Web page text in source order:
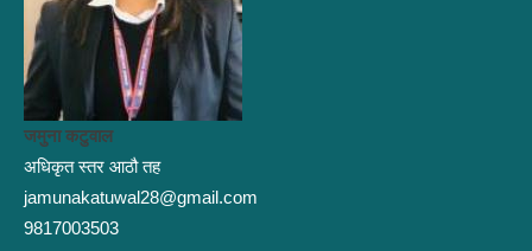
जमुना कटुवाल
अधिकृत स्तर आठौ तह
jamunakatuwal28@gmail.com
9817003503